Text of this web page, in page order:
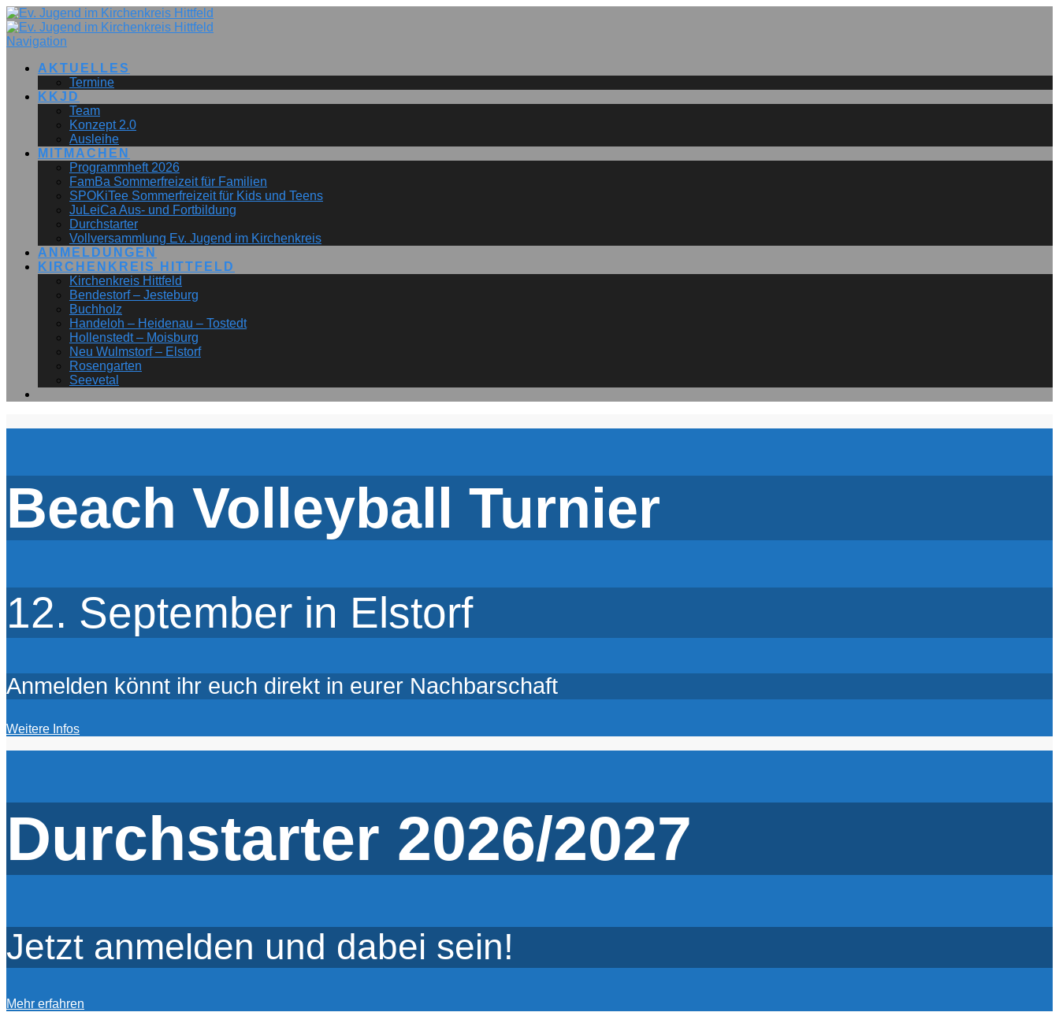
Navigation
AKTUELLES
Termine
KKJD
Team
Konzept 2.0
Ausleihe
MITMACHEN
Programmheft 2026
FamBa Sommerfreizeit für Familien
SPOKiTee Sommerfreizeit für Kids und Teens
JuLeiCa Aus- und Fortbildung
Durchstarter
Vollversammlung Ev. Jugend im Kirchenkreis
ANMELDUNGEN
KIRCHENKREIS HITTFELD
Kirchenkreis Hittfeld
Bendestorf – Jesteburg
Buchholz
Handeloh – Heidenau – Tostedt
Hollenstedt – Moisburg
Neu Wulmstorf – Elstorf
Rosengarten
Seevetal
Beach Volleyball Turnier
12. September in Elstorf
Anmelden könnt ihr euch direkt in eurer Nachbarschaft
Weitere Infos
Durchstarter 2026/2027
Jetzt anmelden und dabei sein!
Mehr erfahren